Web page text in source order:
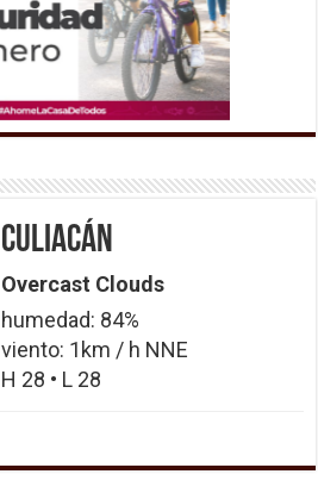
Culiacán
Overcast Clouds
humedad: 84%
viento: 1km / h NNE
H 28 • L 28